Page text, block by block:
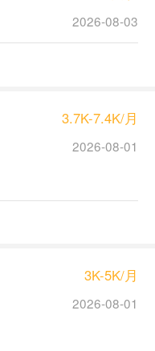
2026-08-03
3.7K-7.4K/月
2026-08-01
3K-5K/月
2026-08-01